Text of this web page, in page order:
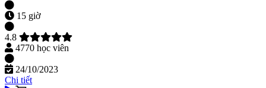
15 giờ
4.8
4770 học viên
24/10/2023
Chi tiết